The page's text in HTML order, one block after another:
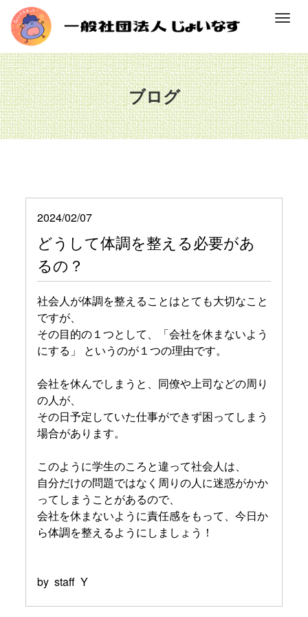
M
n
u
ブログ
2024/02/07
どうして体調を整える必要があ
るの？
社会人が体調を整えることはとても大切なこと
ですが、
その目的の１つとして、「会社を休まないよう
にする」 というのが１つの理由です。
会社を休んでしまうと、同僚や上司などの周り
の人が、
その日予定していた仕事ができず困ってしまう
場合があります。
このように学生のころと違って社会人は、
自分だけの問題ではなく周りの人に迷惑がかか
ってしまうことがあるので、
会社を休まないように責任感をもって、今日か
ら体調を整えるようにしましょう！
by staff Y